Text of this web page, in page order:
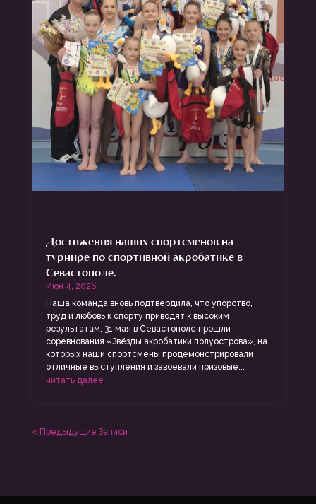
Достижения наших спортсменов на
турнире по спортивной акробатике в
Севастополе.
Июн 4, 2026
Наша команда вновь подтвердила, что упорство,
труд и любовь к спорту приводят к высоким
результатам. 31 мая в Севастополе прошли
соревнования «Звёзды акробатики полуострова», на
которых наши спортсмены продемонстрировали
отличные выступления и завоевали призовые...
читать далее
« Предыдущие Записи